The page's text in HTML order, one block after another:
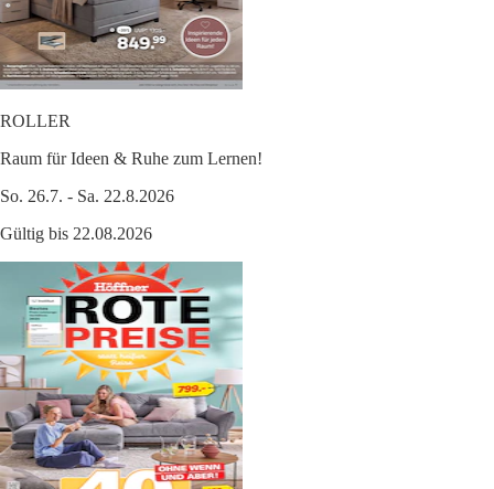
ROLLER
Raum für Ideen & Ruhe zum Lernen!
So. 26.7. - Sa. 22.8.2026
Gültig bis 22.08.2026